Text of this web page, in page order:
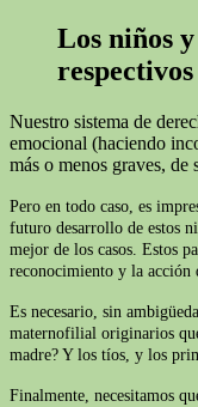
Los niños
Nuestro sistema de
emocional (haciendo
más o menos graves,
Pero en todo caso, es
futuro desarrollo de estos
mejor de los casos. Estos
reconocimiento y la acción
Es necesario, sin
maternofilial originarios
madre? Y los tíos, y los
Finalmente, necesitamos